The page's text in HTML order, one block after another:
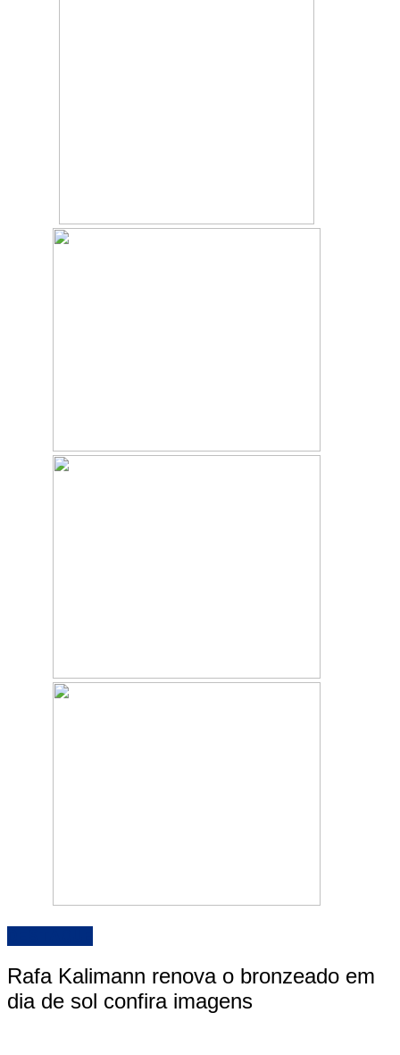
Rafa Kalimann renova o bronzeado em
dia de sol confira imagens